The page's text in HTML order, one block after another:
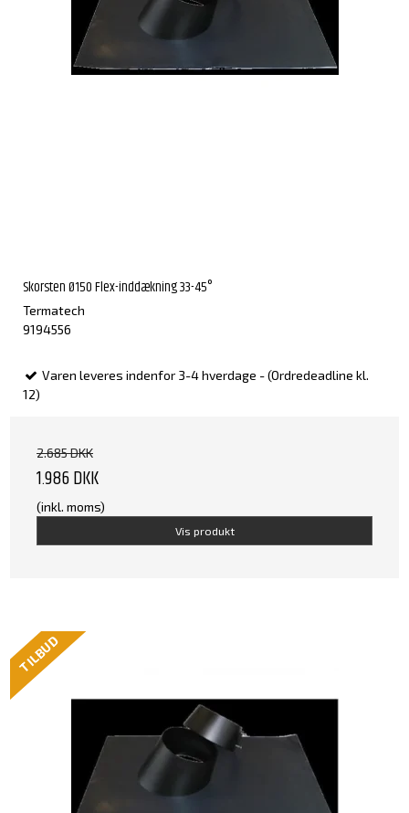
Skorsten Ø150 Flex-inddækning 33-45°
Termatech
9194556
Varen leveres indenfor 3-4 hverdage - (Ordredeadline kl.
12)
2.685 DKK
1.986 DKK
(inkl. moms)
Vis produkt
TILBUD